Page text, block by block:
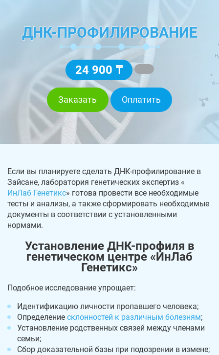
ДНК-ПРОФИЛИРОВАНИЕ
24 900 ₸
Заказать Оплатить
Если вы планируете сделать ДНК-профилирование в
Зайсане, лаборатория генетических экспертиз «
ИнЛаб Генетикс» готова провести все необходимые
тесты и анализы, а также сформировать необходимые
документы в соответствии с установленными
нормами.
Установление ДНК-профиля в
генетическом центре «ИнЛаб
Генетикс»
Подобное исследование упрощает:
Идентификацию личности пропавшего человека;
Определение склонностей к различным болезням;
Установление родственных связей между членами
семьи;
Сбор доказательной базы при подозрении в измене;